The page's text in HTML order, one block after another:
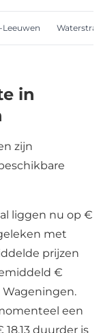
Leeuwen
in
zijn
liggen nu op €
met
prijzen
€
Wageningen.
een
duurder is